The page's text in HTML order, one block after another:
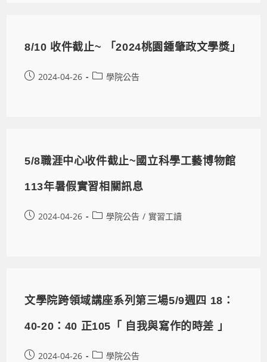
8/10 收件截止~ 「2024桃園鍾肇政文學獎」
2024-04-26 學院公告
5/8職涯中心收件截止~國立科學工藝博物館
113年暑假實習相關訊息
2024-04-26 學院公告 / 實習工讀
文學院跨領域講座系列第三場5/9週四 18：
40-20：40 正105「 自我與寫作的時差 」
2024-04-26 學院公告